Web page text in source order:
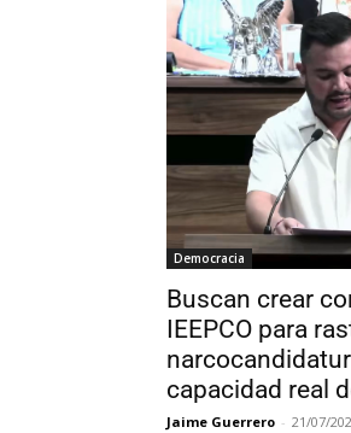
Democracia
Buscan crear
IEEPCO para
capacidad real
Jaime Guerrero - 21/07/